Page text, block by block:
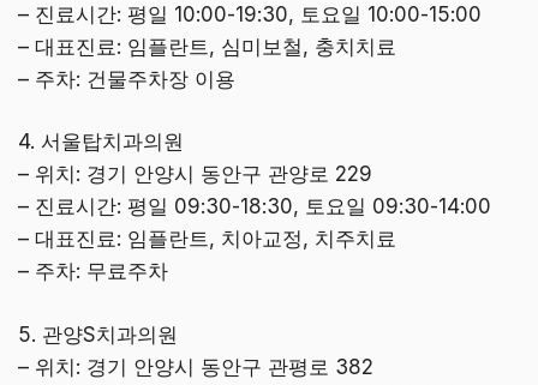
– 진료시간: 평일 10:00-19:30, 토요일 10:00-15:00
– 대표진료: 임플란트, 심미보철, 충치치료
– 주차: 건물주차장 이용
4. 서울탑치과의원
– 위치: 경기 안양시 동안구 관양로 229
– 진료시간: 평일 09:30-18:30, 토요일 09:30-14:00
– 대표진료: 임플란트, 치아교정, 치주치료
– 주차: 무료주차
5. 관양S치과의원
– 위치: 경기 안양시 동안구 관평로 382